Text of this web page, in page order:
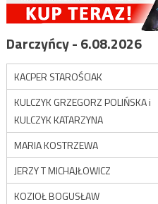
Darczyńcy - 6.08.2026
KACPER STAROŚCIAK
KULCZYK GRZEGORZ POLIŃSKA i
KULCZYK KATARZYNA
MARIA KOSTRZEWA
JERZY T MICHAJŁOWICZ
KOZIOŁ BOGUSŁAW